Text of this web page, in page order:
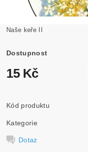
Naše keře II
Dostupnost
15 Kč
Kód produktu
Kategorie
Dotaz